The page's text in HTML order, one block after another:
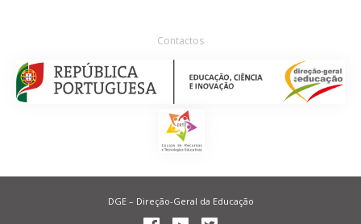
Contactos
DGE – Direção-Geral da Educação